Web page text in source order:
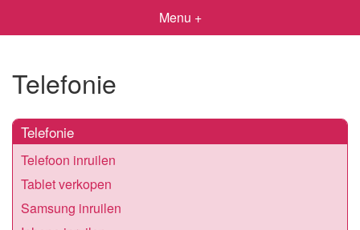
Menu +
Telefonie
Telefonie
Telefoon inruilen
Tablet verkopen
Samsung inruilen